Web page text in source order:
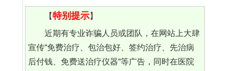
【特别提示】
近期有专业诈骗人员或团队，在网站上大肆
宣传“免费治疗、包治包好、签约治疗、先治病
后付钱、免费送治疗仪器“等广告，同时在医院